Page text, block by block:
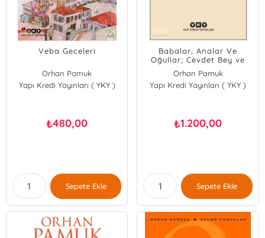
Veba Geceleri
Orhan Pamuk
Yapı Kredi Yayınları ( YKY )
₺480,00
Sepete Ekle
Babalar, Analar Ve
Oğullar; Cevdet Bey ve
Oğulları – Sessiz Ev –
Kırmızı Saçlı Kadın
Orhan Pamuk
Yapı Kredi Yayınları ( YKY )
₺1.200,00
Sepete Ekle